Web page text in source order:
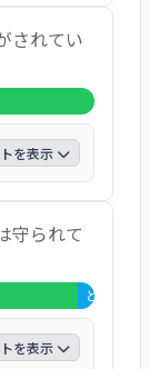
が全体の
い」が
非該
記述欄
た。
されてい
を表示
が全体の
」が
該当」
に寄せ
守られて
どちらと
を表示